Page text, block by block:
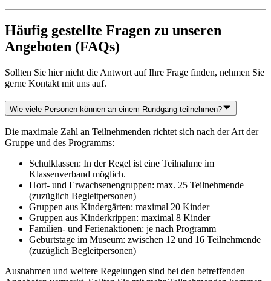
Häufig gestellte Fragen zu unseren
Angeboten (FAQs)
Sollten Sie hier nicht die Antwort auf Ihre Frage finden, nehmen Sie
gerne Kontakt mit uns auf.
Wie viele Personen können an einem Rundgang teilnehmen?
Die maximale Zahl an Teilnehmenden richtet sich nach der Art der
Gruppe und des Programms:
Schulklassen: In der Regel ist eine Teilnahme im
Klassenverband möglich.
Hort- und Erwachsenengruppen: max. 25 Teilnehmende
(zuzüglich Begleitpersonen)
Gruppen aus Kindergärten: maximal 20 Kinder
Gruppen aus Kinderkrippen: maximal 8 Kinder
Familien- und Ferienaktionen: je nach Programm
Geburtstage im Museum: zwischen 12 und 16 Teilnehmende
(zuzüglich Begleitpersonen)
Ausnahmen und weitere Regelungen sind bei den betreffenden